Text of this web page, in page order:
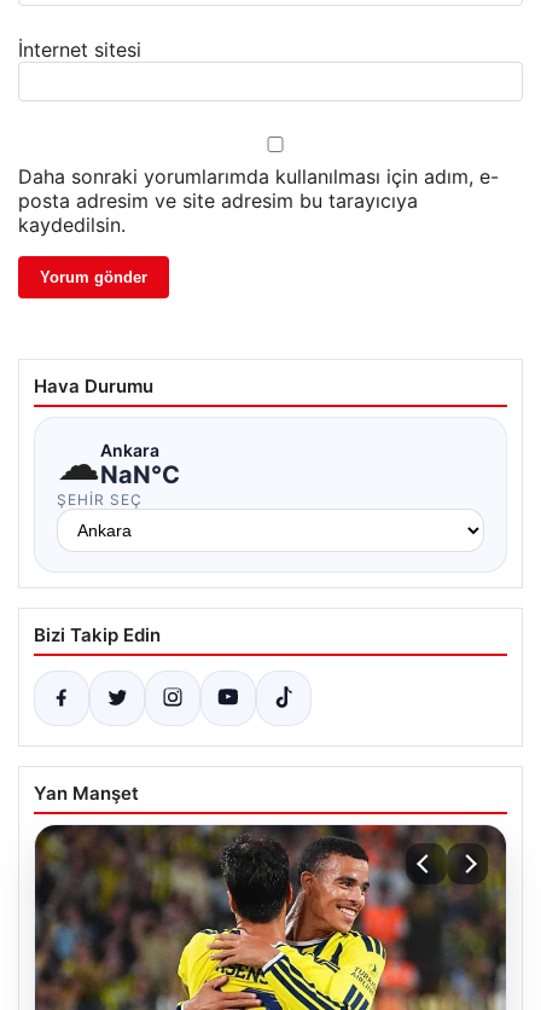
İnternet sitesi
Daha sonraki yorumlarımda kullanılması için adım, e-
posta adresim ve site adresim bu tarayıcıya
kaydedilsin.
Hava Durumu
☁Ankara
NaN°C
ŞEHIR SEÇ
Bizi Takip Edin
Yan Manşet